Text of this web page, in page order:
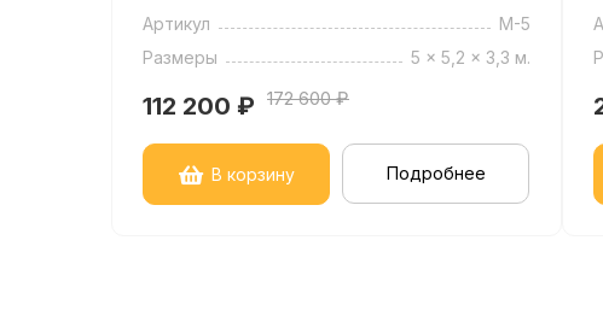
Артикул
М-5
Размеры
5 x 5,2 x 3,3 м.
112 200 ₽ 172 600 ₽
В корзину Подробнее